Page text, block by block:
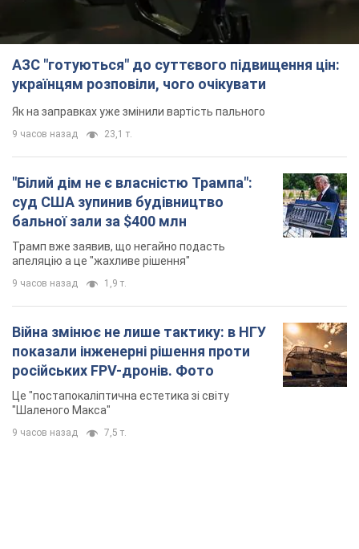
АЗС "готуються" до суттєвого підвищення цін:
українцям розповіли, чого очікувати
Як на заправках уже змінили вартість пального
9 часов назад 23,1 т.
"Білий дім не є власністю Трампа":
суд США зупинив будівництво
бальної зали за $400 млн
Трамп вже заявив, що негайно подасть
апеляцію а це "жахливе рішення"
9 часов назад 1,9 т.
Війна змінює не лише тактику: в НГУ
показали інженерні рішення проти
російських FPV-дронів. Фото
Це "постапокаліптична естетика зі світу
"Шаленого Макса"
9 часов назад 7,5 т.